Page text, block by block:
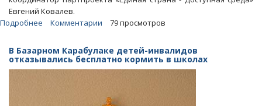
Евгений Ковалев.
Подробнее
считают
«возмутительным»
Комментарии 79 просмотров
В Базарном Карабулаке детей-инвалидов
отказывались бесплатно кормить в школах